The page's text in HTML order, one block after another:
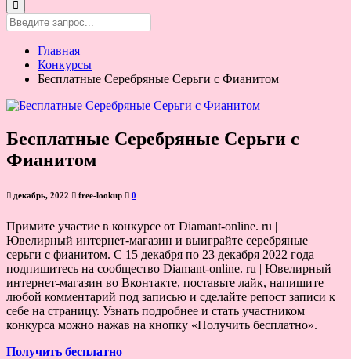
Главная
Конкурсы
Бесплатные Серебряные Серьги с Фианитом
Бесплатные Серебряные Серьги с
Фианитом
декабрь, 2022 free-lookup 0
Примите участие в конкурсе от Diamant-online. ru |
Ювелирный интернет-магазин и выиграйте серебряные
серьги с фианитом. С 15 декабря по 23 декабря 2022 года
подпишитесь на сообщество Diamant-online. ru | Ювелирный
интернет-магазин во Вконтакте, поставьте лайк, напишите
любой комментарий под записью и сделайте репост записи к
себе на страницу. Узнать подробнее и стать участником
конкурса можно нажав на кнопку «Получить бесплатно».
Получить бесплатно